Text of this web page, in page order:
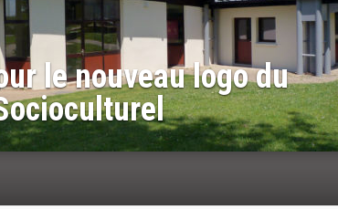
le nouveau logo du